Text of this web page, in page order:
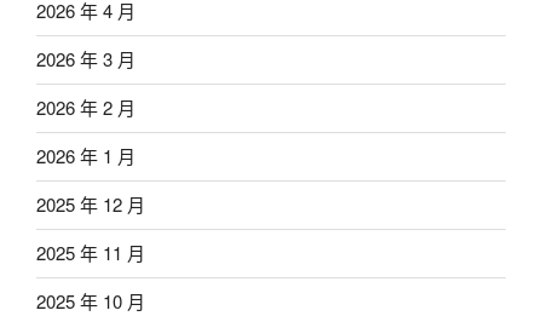
2026 年 4 月
2026 年 3 月
2026 年 2 月
2026 年 1 月
2025 年 12 月
2025 年 11 月
2025 年 10 月